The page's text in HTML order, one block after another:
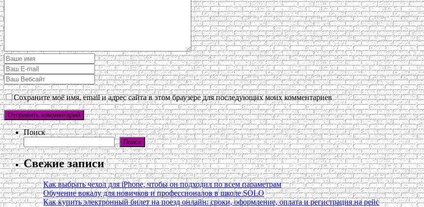
Сохраните моё имя, email и адрес сайта в этом браузере для последующих моих комментариев
Поиск
Поиск
Свежие записи
Как выбрать чехол для iPhone, чтобы он подходил по всем параметрам
Обучение вокалу для новичков и профессионалов в школе SOLO
Как купить электронный билет на поезд онлайн: сроки, оформление, оплата и регистрация на рейс